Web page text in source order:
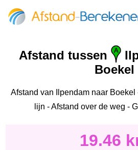
Afstand tussen
Boekel
Afstand van Ilpendam naar Boekel
lijn - Afstand over de weg -
19.46